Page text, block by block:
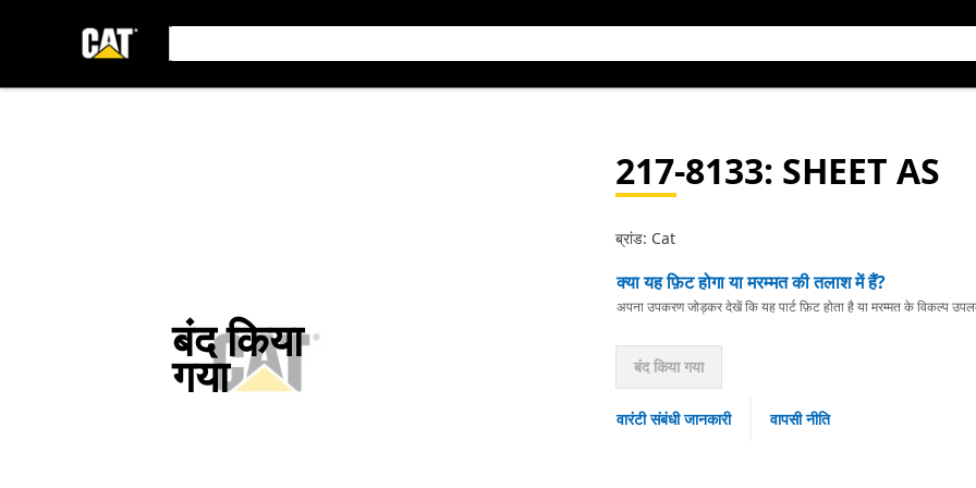
बंद किया
गया
217-8133: SHEET AS
ब्रांड: Cat
क्या यह फ़िट होगा या मरम्मत की तलाश में हैं?
अपना उपकरण जोड़कर देखें कि यह पार्ट फ़िट होता है या मरम्मत के विकल्प
बंद किया गया
वारंटी संबंधी जानकारी वापसी नीति